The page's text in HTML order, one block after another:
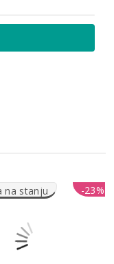
na stanju -23%
-23%